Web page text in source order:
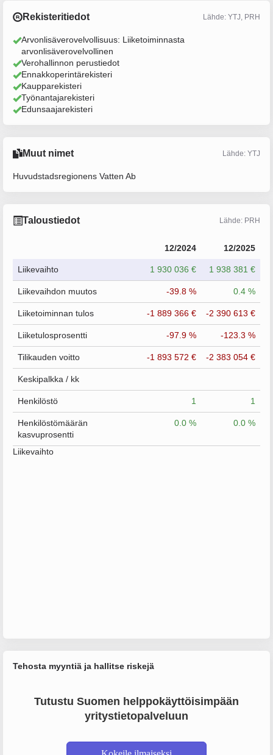
Rekisteritiedot Lähde: YTJ, PRH
Arvonlisäverovelvollisuus: Liiketoiminnasta
arvonlisäverovelvollinen
Verohallinnon perustiedot
Ennakkoperintärekisteri
Kaupparekisteri
Työnantajarekisteri
Edunsaajarekisteri
Muut nimet Lähde: YTJ
Huvudstadsregionens Vatten Ab
Taloustiedot Lähde: PRH
12/2024 12/2025
Liikevaihto 1 930 036 € 1 938 381 €
Liikevaihdon muutos -39.8 % 0.4 %
Liiketoiminnan tulos -1 889 366 € -2 390 613 €
Liiketulosprosentti -97.9 % -123.3 %
Tilikauden voitto -1 893 572 € -2 383 054 €
Keskipalkka / kk
Henkilöstö 1 1
Henkilöstömäärän
kasvuprosentti
0.0 % 0.0 %
Liikevaihto
Tehosta myyntiä ja hallitse riskejä
Tutustu Suomen helppokäyttöisimpään
yritystietopalveluun